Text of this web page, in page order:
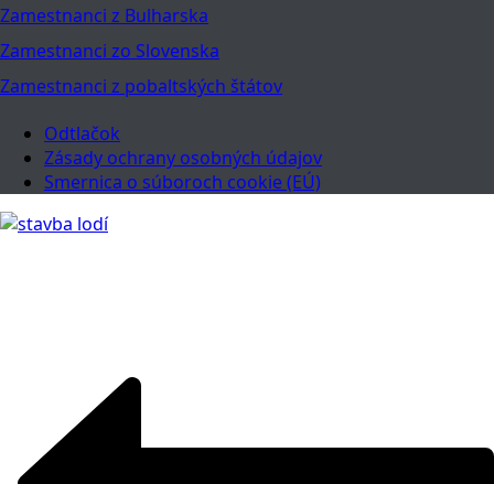
Zamestnanci z Bulharska
Zamestnanci zo Slovenska
Zamestnanci z pobaltských štátov
Odtlačok
Zásady ochrany osobných údajov
Smernica o súboroch cookie (EÚ)